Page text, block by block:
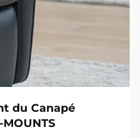
du Canapé